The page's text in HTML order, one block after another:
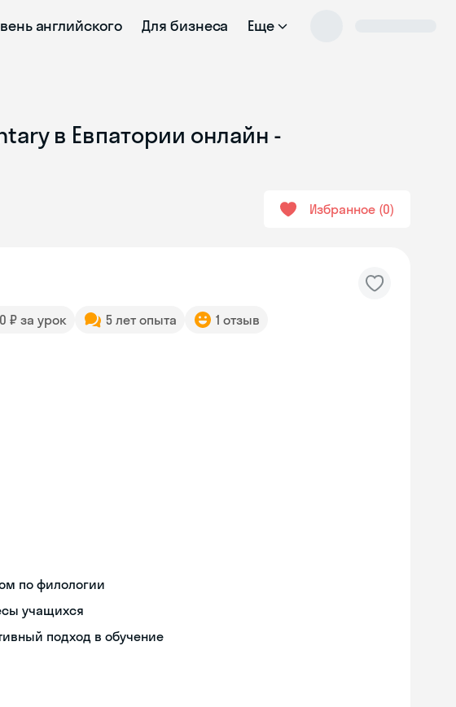
английского Для бизнеса Еще
в Евпатории онлайн -
Избранное 0
₽ за урок 5 лет опыта 1 отзыв
по филологии
учащихся
подход в обучение